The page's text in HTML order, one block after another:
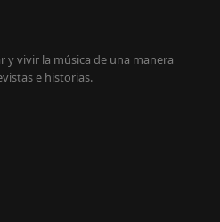
y vivir la música de una manera
e historias.